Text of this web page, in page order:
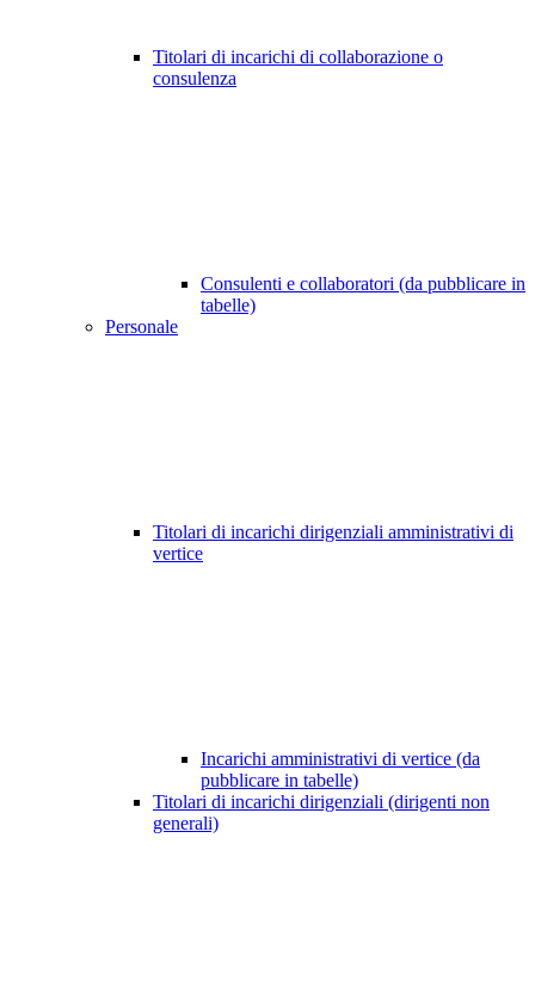
Titolari di incarichi di collaborazione o
consulenza
Consulenti e collaboratori (da pubblicare in
tabelle)
Personale
Titolari di incarichi dirigenziali amministrativi di
vertice
Incarichi amministrativi di vertice (da
pubblicare in tabelle)
Titolari di incarichi dirigenziali (dirigenti non
generali)